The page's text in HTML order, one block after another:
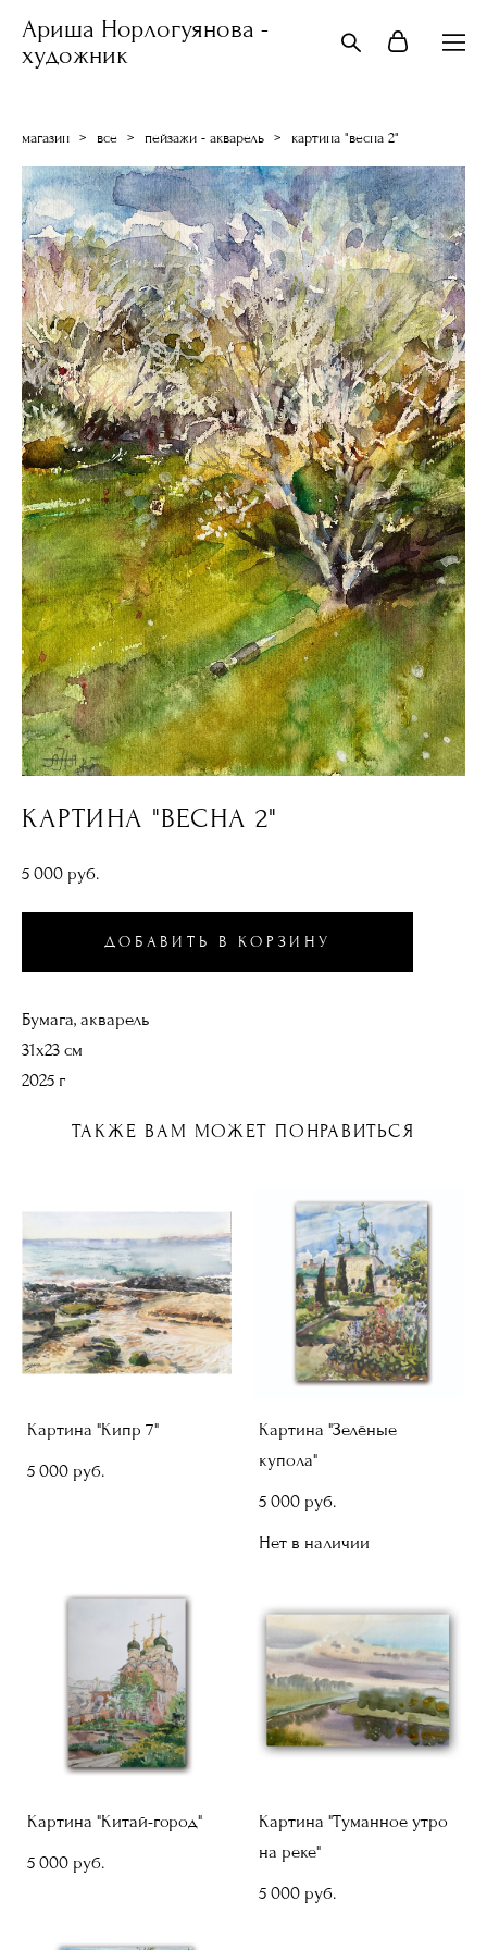
Ариша Норлогуянова -
художник
магазин > все > пейзажи - акварель > картина "весна 2"
КАРТИНА "ВЕСНА 2"
5 000 pуб.
ДОБАВИТЬ В КОРЗИНУ
Бумага, акварель
31х23 см
2025 г
ТАКЖЕ ВАМ МОЖЕТ ПОНРАВИТЬСЯ
Картина "Кипр 7"
5 000 pуб.
Картина "Зелёные
купола"
5 000 pуб.
Нет в наличии
Картина "Китай-город"
5 000 pуб.
Картина "Туманное утро
на реке"
5 000 pуб.